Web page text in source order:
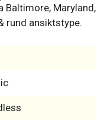
Baltimore, Maryland,
rund ansiktstype.